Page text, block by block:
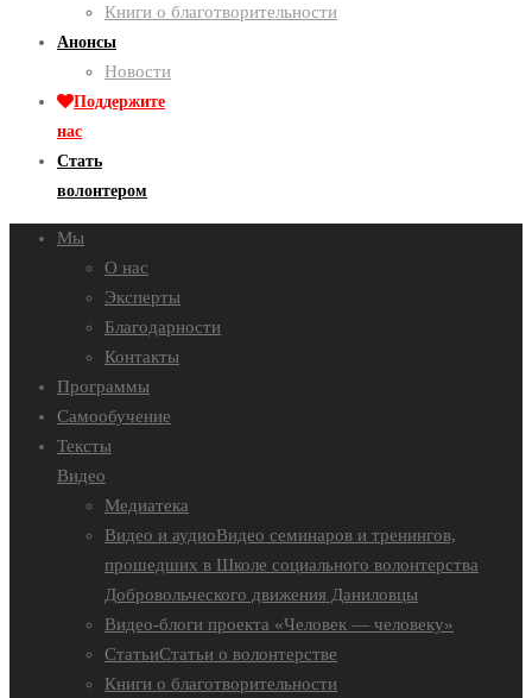
Книги о благотворительности
Анонсы
Новости
Поддержите
нас
Стать
волонтером
Мы
О нас
Эксперты
Благодарности
Контакты
Программы
Самообучение
Тексты
Видео
Медиатека
Видео и аудиоВидео семинаров и тренингов,
прошедших в Школе социального волонтерства
Добровольческого движения Даниловцы
Видео-блоги проекта «Человек — человеку»
СтатьиСтатьи о волонтерстве
Книги о благотворительности